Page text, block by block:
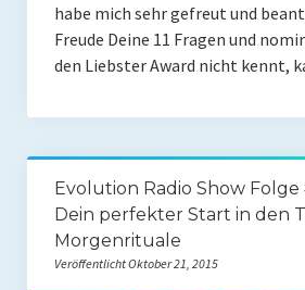
Presse
Redner
Haftungsausschluss
Datenschutzerklärung
habe mich sehr gefreut und
Freude Deine 11 Fragen und
den Liebster Award nicht kennt,
Evolution Radio Show Folge
Dein perfekter Start in den
Morgenrituale
Veröffentlicht Oktober 21, 2015